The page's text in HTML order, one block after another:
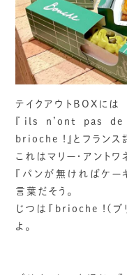
テイクアウトBOXには
『ils n’ont pas
brioche !』とフランス
これはマリー・アントワ
『パンが無ければケ
言葉だそう。
じつは『brioche !(ブ
よ。